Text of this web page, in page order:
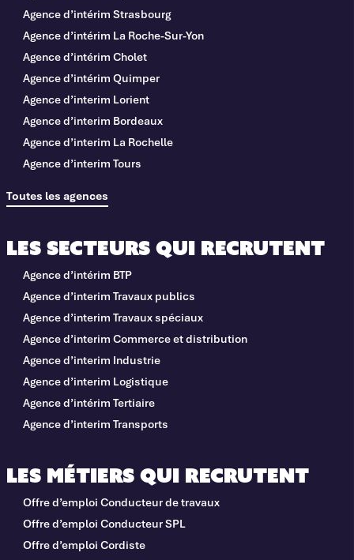
Agence d’intérim Strasbourg
Agence d’intérim La Roche-Sur-Yon
Agence d’intérim Cholet
Agence d’intérim Quimper
Agence d’interim Lorient
Agence d’interim Bordeaux
Agence d’interim La Rochelle
Agence d’interim Tours
Toutes les agences
Les métiers qui recrutent
Offre d’emploi Conducteur de travaux
Offre d’emploi Conducteur SPL
Offre d’emploi Cordiste
Les secteurs qui recrutent
Agence d’intérim BTP
Agence d’interim Travaux publics
Agence d’interim Travaux spéciaux
Agence d’interim Commerce et distribution
Agence d’interim Industrie
Agence d’interim Logistique
Agence d’intérim Tertiaire
Agence d’interim Transports